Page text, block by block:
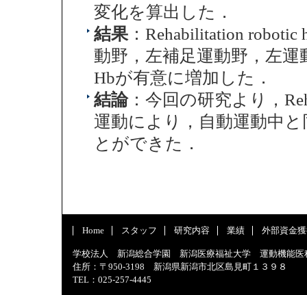
変化を算出した．
結果 ：Rehabilitation
動野，左補足運動野，左
Hbが有意に増加した．
結論：今回の研究より，
運動により，自動運動中
とができた．
Home スタッフ 研究内容 業績 外部資金
学校法人 新潟総合学園 新潟医療福祉大学 運動機能医
住所：〒950-3198 新潟県新潟市北区島見町１３９８
TEL：025-257-4445